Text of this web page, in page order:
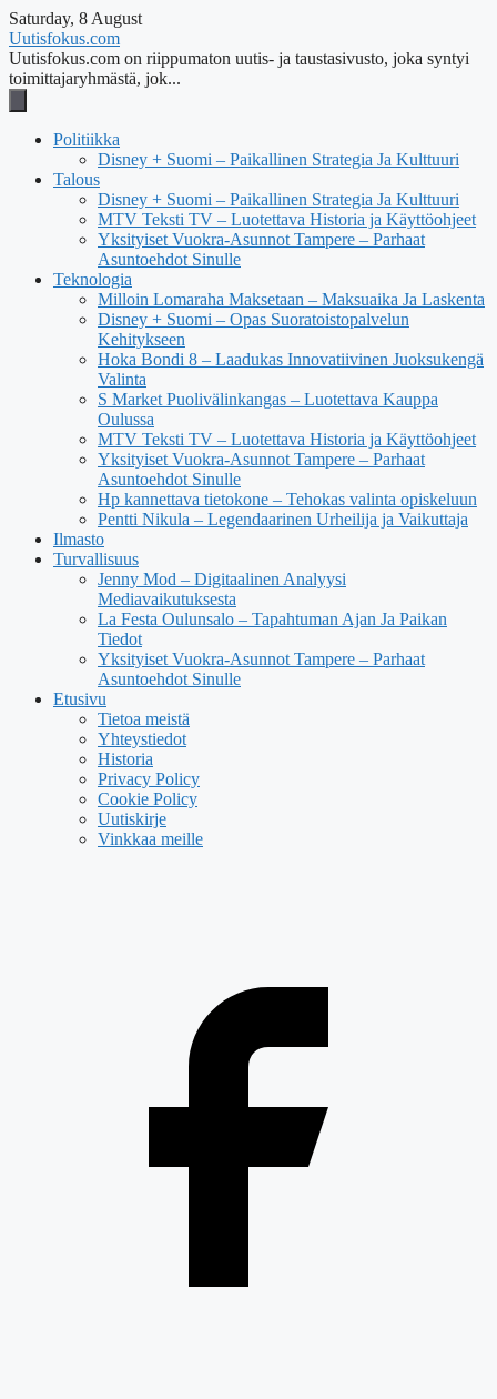
Saturday, 8 August
Uutisfokus.com
Uutisfokus.com on riippumaton uutis- ja taustasivusto, joka syntyi
toimittajaryhmästä, jok...
Politiikka
Disney + Suomi – Paikallinen Strategia Ja Kulttuuri
Talous
Disney + Suomi – Paikallinen Strategia Ja Kulttuuri
MTV Teksti TV – Luotettava Historia ja Käyttöohjeet
Yksityiset Vuokra-Asunnot Tampere – Parhaat
Asuntoehdot Sinulle
Teknologia
Milloin Lomaraha Maksetaan – Maksuaika Ja Laskenta
Disney + Suomi – Opas Suoratoistopalvelun
Kehitykseen
Hoka Bondi 8 – Laadukas Innovatiivinen Juoksukengä
Valinta
S Market Puolivälinkangas – Luotettava Kauppa
Oulussa
MTV Teksti TV – Luotettava Historia ja Käyttöohjeet
Yksityiset Vuokra-Asunnot Tampere – Parhaat
Asuntoehdot Sinulle
Hp kannettava tietokone – Tehokas valinta opiskeluun
Pentti Nikula – Legendaarinen Urheilija ja Vaikuttaja
Ilmasto
Turvallisuus
Jenny Mod – Digitaalinen Analyysi
Mediavaikutuksesta
La Festa Oulunsalo – Tapahtuman Ajan Ja Paikan
Tiedot
Yksityiset Vuokra-Asunnot Tampere – Parhaat
Asuntoehdot Sinulle
Etusivu
Tietoa meistä
Yhteystiedot
Historia
Privacy Policy
Cookie Policy
Uutiskirje
Vinkkaa meille